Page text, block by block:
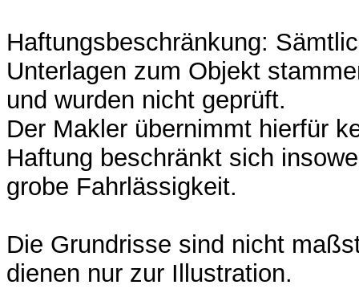
Haftungsbeschränkung:
Unterlagen zum Objekt
und wurden nicht geprüft.
Der Makler übernimmt hierfür
Haftung beschränkt sich
grobe Fahrlässigkeit.
Die Grundrisse sind nicht
dienen nur zur Illustration.